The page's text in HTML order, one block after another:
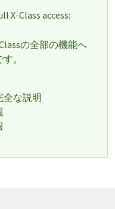
X-Class access:
の全部の機能へ
。
全な説明